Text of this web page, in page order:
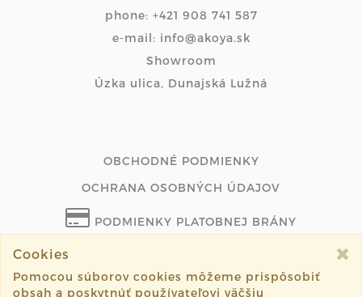
phone: +421 908 741 587
e-mail: info@akoya.sk
Showroom
Úzka ulica, Dunajská Lužná
OBCHODNÉ PODMIENKY
OCHRANA OSOBNÝCH ÚDAJOV
PODMIENKY PLATOBNEJ BRÁNY
Cookies
Pomocou súborov cookies môžeme prispôsobiť
obsah a poskytnúť používateľovi väčšiu